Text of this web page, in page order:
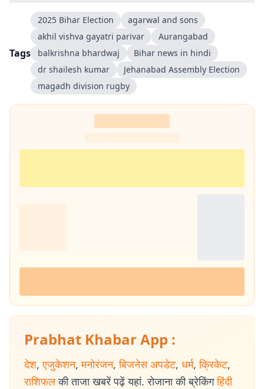
Tags
2025 Bihar Election
agarwal and sons
akhil vishva gayatri parivar
Aurangabad
balkrishna bhardwaj
Bihar news in hindi
dr shailesh kumar
Jehanabad Assembly Election
magadh division rugby
Prabhat Khabar App :
देश, एजुकेशन, मनोरंजन, बिजनेस अपडेट, धर्म, क्रिकेट,
राशिफल की ताजा खबरें पढ़ें यहां. रोजाना की ब्रेकिंग हिंदी